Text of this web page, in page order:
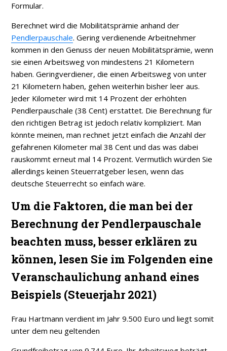
Formular.
Berechnet wird die Mobilitätsprämie anhand der
Pendlerpauschale. Gering verdienende Arbeitnehmer
kommen in den Genuss der neuen Mobilitätsprämie, wenn
sie einen Arbeitsweg von mindestens 21 Kilometern
haben. Geringverdiener, die einen Arbeitsweg von unter
21 Kilometern haben, gehen weiterhin bisher leer aus.
Jeder Kilometer wird mit 14 Prozent der erhöhten
Pendlerpauschale (38 Cent) erstattet. Die Berechnung für
den richtigen Betrag ist jedoch relativ kompliziert. Man
könnte meinen, man rechnet jetzt einfach die Anzahl der
gefahrenen Kilometer mal 38 Cent und das was dabei
rauskommt erneut mal 14 Prozent. Vermutlich würden Sie
allerdings keinen Steuerratgeber lesen, wenn das
deutsche Steuerrecht so einfach wäre.
Um die Faktoren, die man bei der
Berechnung der Pendlerpauschale
beachten muss, besser erklären zu
können, lesen Sie im Folgenden eine
Veranschaulichung anhand eines
Beispiels (Steuerjahr 2021)
Frau Hartmann verdient im Jahr 9.500 Euro und liegt somit
unter dem neu geltenden